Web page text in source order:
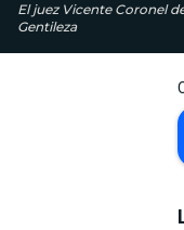
El juez Vicente Coronel
Gentileza